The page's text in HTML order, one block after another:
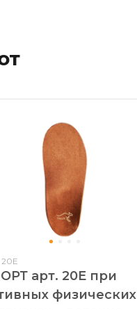
20Е
арт. 20Е при
физических